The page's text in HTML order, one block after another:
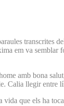
transcrites
em va
amb bona
Calia llegir entre
que els ha